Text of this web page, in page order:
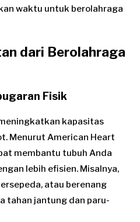
waktu untuk berolahraga
dari Berolahraga
Fisik
kapasitas
Menurut American Heart
membantu tubuh Anda
lebih efisien. Misalnya,
atau berenang
tahan jantung dan paru-